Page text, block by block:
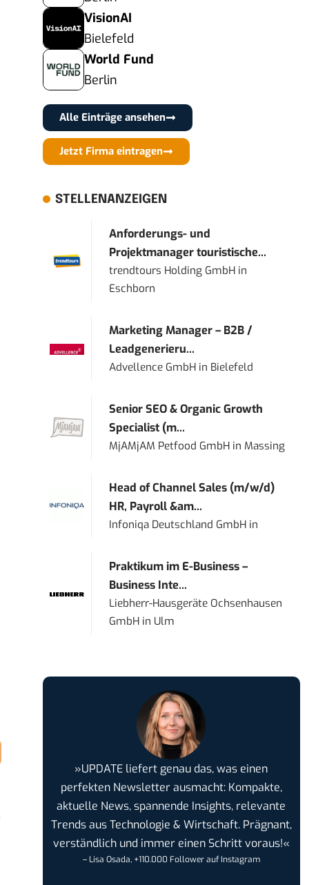
VisionAI
Bielefeld
World Fund
Berlin
Alle Einträge ansehen
Jetzt Firma eintragen
STELLENANZEIGEN
Anforderungs- und
Projektmanager touristische...
trendtours Holding GmbH in
Eschborn
Marketing Manager – B2B /
Leadgenerieru...
Advellence GmbH in Bielefeld
Senior SEO & Organic Growth
Specialist (m...
MjAMjAM Petfood GmbH in Massing
Head of Channel Sales (m/w/d)
HR, Payroll &am...
Infoniqa Deutschland GmbH in
Praktikum im E-Business –
Business Inte...
Liebherr-Hausgeräte Ochsenhausen
GmbH in Ulm
»UPDATE liefert genau das, was einen
perfekten Newsletter ausmacht: Kompakte,
aktuelle News, spannende Insights, relevante
Trends aus Technologie & Wirtschaft. Prägnant,
verständlich und immer einen Schritt voraus!«
– Lisa Osada, +110.000 Follower auf Instagram